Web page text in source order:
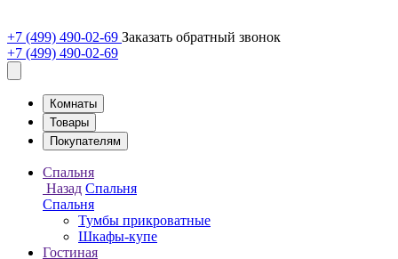
+7 (499) 490-02-69 Заказать обратный звонок
+7 (499) 490-02-69